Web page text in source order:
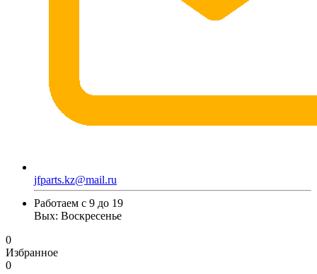
jfparts.kz@mail.ru
Работаем с 9 до 19
Вых: Воскресенье
0
Избранное
0